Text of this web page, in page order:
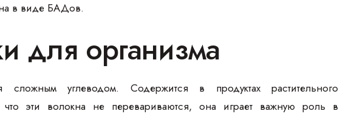
в виде БАДов.
для организма
углеводом. Содержится в продуктах растительного
эти волокна не перевариваются, она играет важную роль в